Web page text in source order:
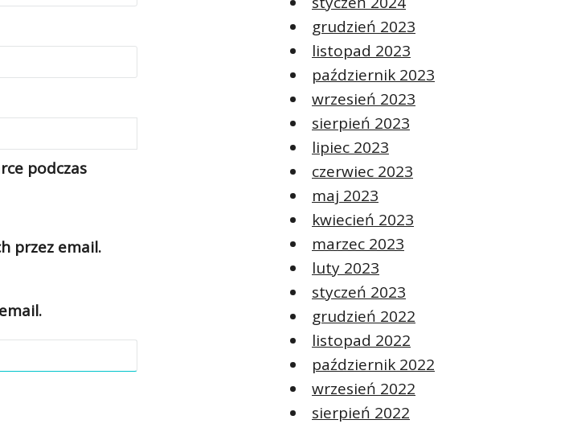
podczas
przez email.
grudzień 2023
listopad 2023
październik 2023
wrzesień 2023
sierpień 2023
lipiec 2023
czerwiec 2023
maj 2023
kwiecień 2023
marzec 2023
luty 2023
styczeń 2023
grudzień 2022
listopad 2022
październik 2022
wrzesień 2022
sierpień 2022